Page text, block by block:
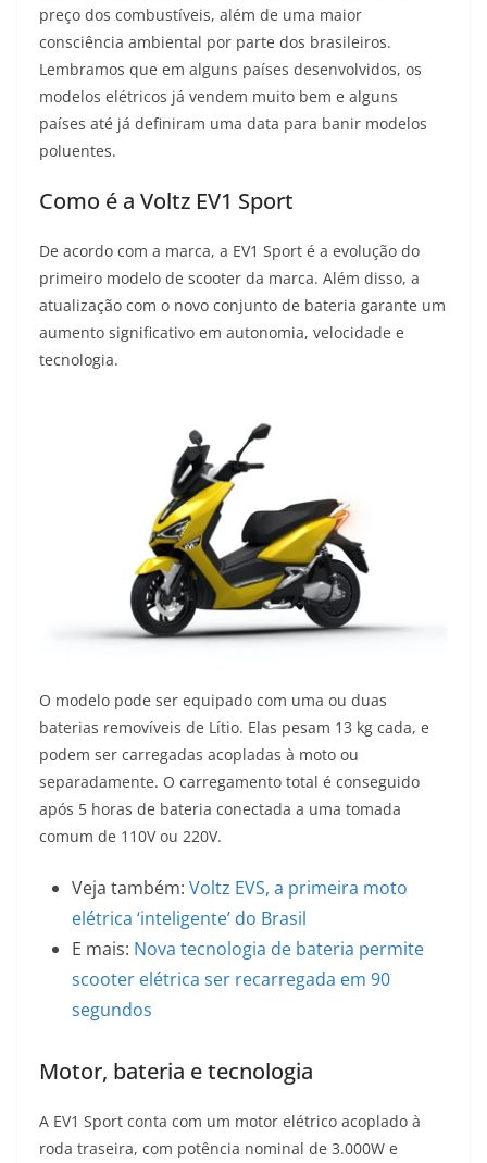
preço dos combustíveis, além de uma maior
consciência ambiental por parte dos brasileiros.
Lembramos que em alguns países desenvolvidos, os
modelos elétricos já vendem muito bem e alguns
países até já definiram uma data para banir modelos
poluentes.
Como é a Voltz EV1 Sport
De acordo com a marca, a EV1 Sport é a evolução do
primeiro modelo de scooter da marca. Além disso, a
atualização com o novo conjunto de bateria garante um
aumento significativo em autonomia, velocidade e
tecnologia.
O modelo pode ser equipado com uma ou duas
baterias removíveis de Lítio. Elas pesam 13 kg cada, e
podem ser carregadas acopladas à moto ou
separadamente. O carregamento total é conseguido
após 5 horas de bateria conectada a uma tomada
comum de 110V ou 220V.
Veja também: Voltz EVS, a primeira moto
elétrica ‘inteligente’ do Brasil
E mais: Nova tecnologia de bateria permite
scooter elétrica ser recarregada em 90
segundos
Motor, bateria e tecnologia
A EV1 Sport conta com um motor elétrico acoplado à
roda traseira, com potência nominal de 3.000W e